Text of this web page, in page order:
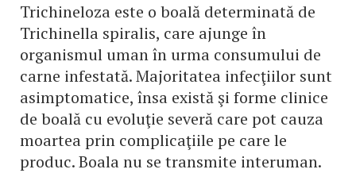
Trichineloza este o boală determinată de
Trichinella spiralis, care ajunge în
organismul uman în urma consumului de
carne infestată. Majoritatea infecţiilor sunt
asimptomatice, însa există şi forme clinice
de boală cu evoluţie severă care pot cauza
moartea prin complicaţiile pe care le
produc. Boala nu se transmite interuman.